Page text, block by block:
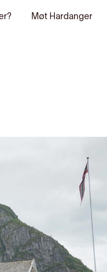
Møt Hardanger